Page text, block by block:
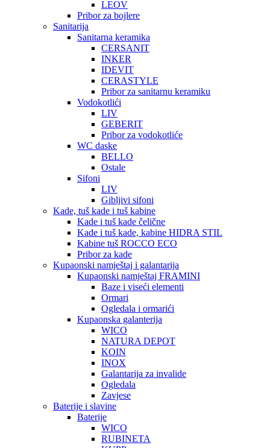
LEOV
Pribor za bojlere
Sanitarija
Sanitarna keramika
CERSANIT
INKER
IDEVIT
CERASTYLE
Pribor za sanitarnu keramiku
Vodokotlići
LIV
GEBERIT
Pribor za vodokotliće
WC daske
BELLO
Ostale
Sifoni
LIV
Gibljivi sifoni
Kade, tuš kade i tuš kabine
Kade i tuš kade čelične
Kade i tuš kade, kabine HIDRA STIL
Kabine tuš ROCCO ECO
Pribor za kade
Kupaonski namještaj i galantarija
Kupaonski namještaj FRAMINI
Baze i viseći elementi
Ormari
Ogledala i ormarići
Kupaonska galanterija
WICO
NATURA DEPOT
KOIN
INOX
Galantarija za invalide
Ogledala
Zavjese
Baterije i slavine
Baterije
WICO
RUBINETA